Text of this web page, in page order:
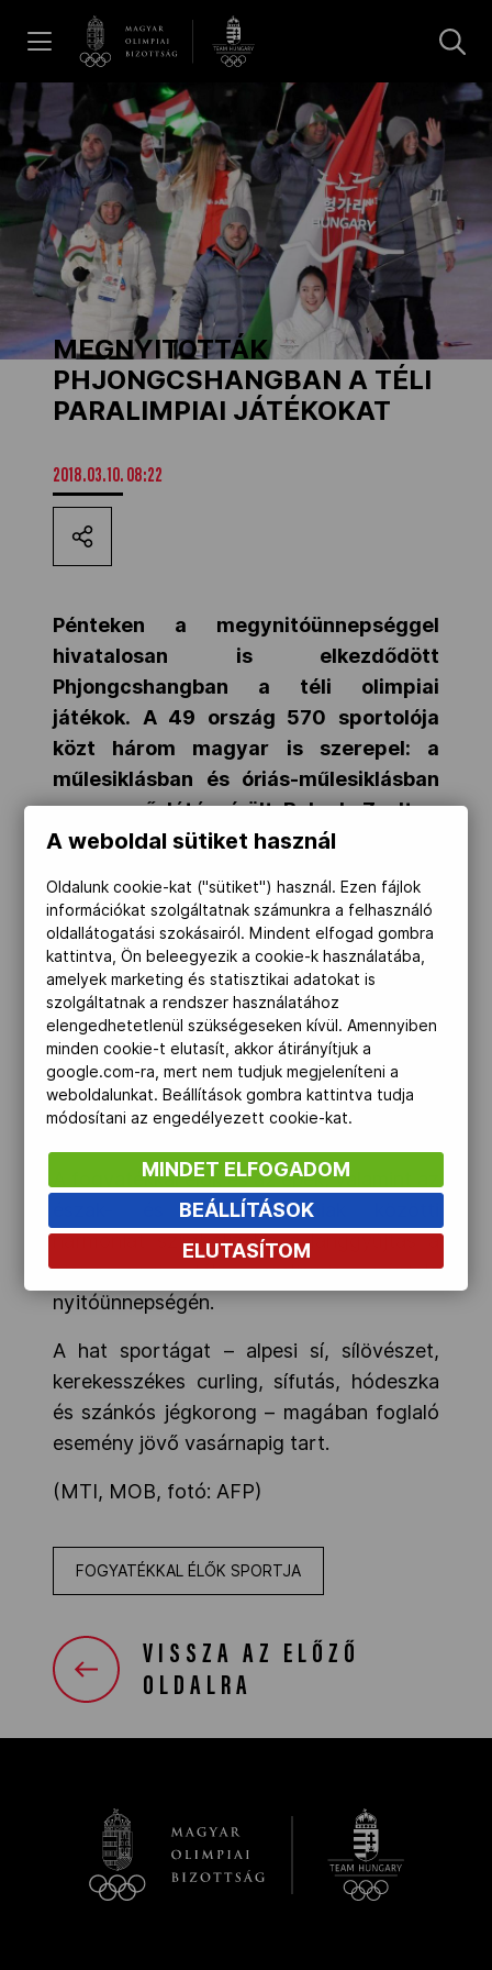
Hírek
Galéria
Dakar 2026
Los Angeles 2028
Kettőskarrier-program
NOB
Társszervezetek
OVEP
Adatbank
MEGNYITOTTÁK
PHJONGCSHANGBAN A TÉLI
PARALIMPIAI JÁTÉKOKAT
2018.03.10. 08:22
Pénteken a megynitóünnepséggel
hivatalosan is elkezdődött
Phjongcshangban a téli olimpiai
játékok. A 49 ország 570 sportolója
közt három magyar is szerepel: a
műlesiklásban és óriás-műlesiklásban
versenyző látássérült Balogh Zsolt, a
haladását vezetőként segítő Bocsi
ülő sífutásban indul.
A magyar zászlót Balogh Zsolt vitte a
megnyitón. A lángot két dél-koreai
curlinges, a kerekesszékes Szeo Szun
Szok, valamint az épek között februárban
olimpiai ezüstérmes csapat játékosa, Kim
Un Dzsung gyújtotta meg.
A fogyatékkal élők és az épek, valamint az
észak- és a dél-koreaiak közötti
harmóniát szimbolizálta a lánggyújtás a
pjongcsangi téli paralimpia pénteki
nyitóünnepségén.
A hat sportágat – alpesi sí, sílövészet,
kerekesszékes curling, sífutás, hódeszka
és szánkós jégkorong – magában foglaló
esemény jövő vasárnapig tart.
(MTI, MOB, fotó: AFP)
FOGYATÉKKAL ÉLŐK SPORTJA
VISSZA AZ ELŐZŐ
OLDALRA
A weboldal sütiket használ
Oldalunk cookie-kat ("sütiket") használ. Ezen fájlok
információkat szolgáltatnak számunkra a felhasználó
oldallátogatási szokásairól. Mindent elfogad gombra
kattintva, Ön beleegyezik a cookie-k használatába,
amelyek marketing és statisztikai adatokat is
szolgáltatnak a rendszer használatához
elengedhetetlenül szükségeseken kívül. Amennyiben
minden cookie-t elutasít, akkor átirányítjuk a
google.com-ra, mert nem tudjuk megjeleníteni a
weboldalunkat. Beállítások gombra kattintva tudja
módosítani az engedélyezett cookie-kat.
MINDET ELFOGADOM
BEÁLLÍTÁSOK
ELUTASÍTOM